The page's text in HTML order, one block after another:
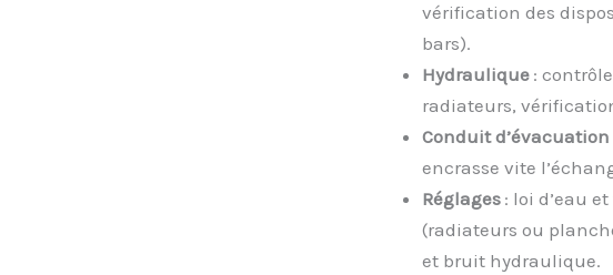
vérification des
bars).
Hydraulique: contrôle
radiateurs,
Conduit d’évacuation
encrasse vite
Réglages: loi d’eau
(radiateurs ou
et bruit hydraulique.